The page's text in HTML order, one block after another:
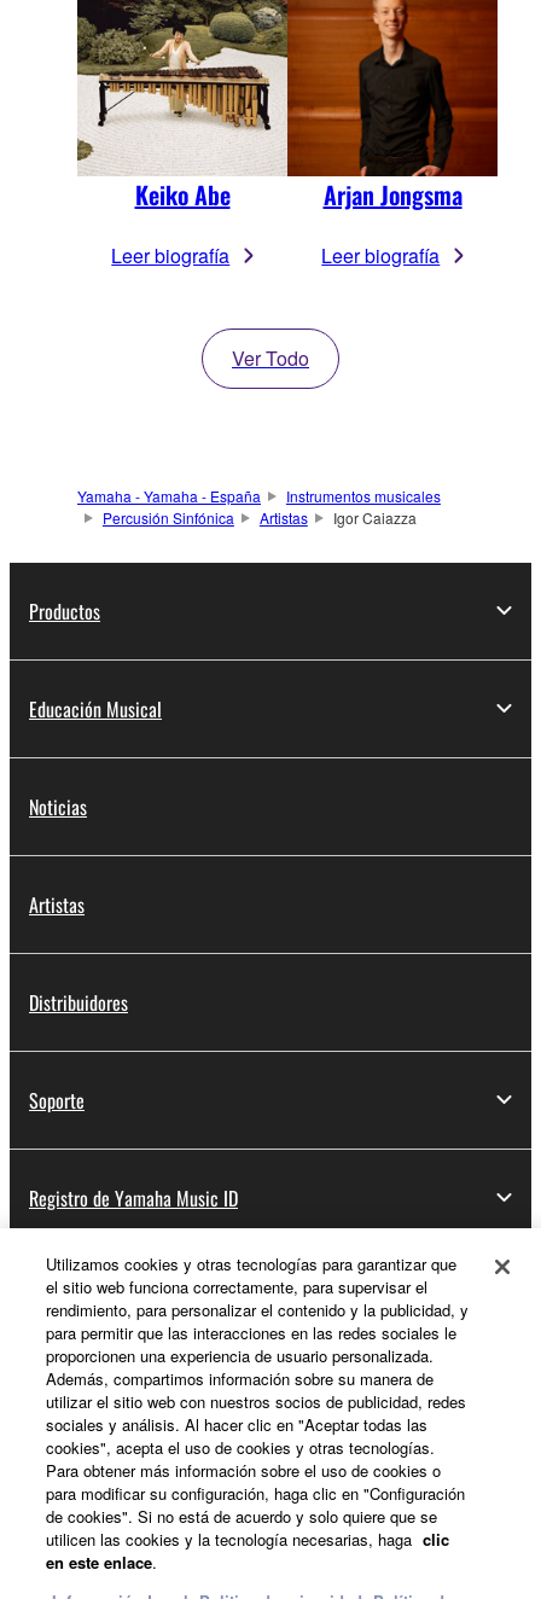
Keiko Abe
Leer biografía
Arjan Jongsma
Leer biografía
Ver Todo
Yamaha - Yamaha - España
Instrumentos musicales
Percusión Sinfónica
Artistas Igor Caiazza
Productos
Educación Musical
Noticias
Artistas
Distribuidores
Soporte
Registro de Yamaha Music ID
Acerca de Yamaha
España - Spanish
Empresa
Utilizamos cookies y otras tecnologías para garantizar que
el sitio web funciona correctamente, para supervisar el
rendimiento, para personalizar el contenido y la publicidad, y
para permitir que las interacciones en las redes sociales le
proporcionen una experiencia de usuario personalizada.
Además, compartimos información sobre su manera de
utilizar el sitio web con nuestros socios de publicidad, redes
sociales y análisis. Al hacer clic en "Aceptar todas las
cookies", acepta el uso de cookies y otras tecnologías.
Para obtener más información sobre el uso de cookies o
para modificar su configuración, haga clic en "Configuración
de cookies". Si no está de acuerdo y solo quiere que se
utilicen las cookies y la tecnología necesarias, haga clic
en este enlace.